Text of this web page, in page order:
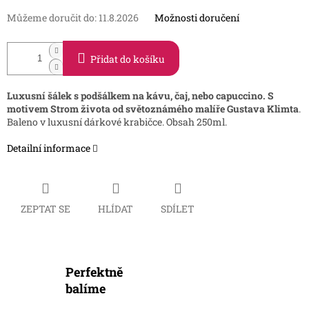
Můžeme doručit do: 11.8.2026 Možnosti doručení
Přidat do košíku
Luxusní šálek s podšálkem na kávu, čaj, nebo capuccino. S
motivem Strom života od světoznámého malíře Gustava Klimta.
Baleno v luxusní dárkové krabičce. Obsah 250ml.
Detailní informace
ZEPTAT SE HLÍDAT SDÍLET
Perfektně
balíme